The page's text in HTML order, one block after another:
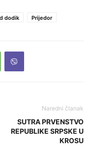
dodik Prijedor
Naredni članak
SUTRA PRVENSTVO
REPUBLIKE SRPSKE U
KROSU